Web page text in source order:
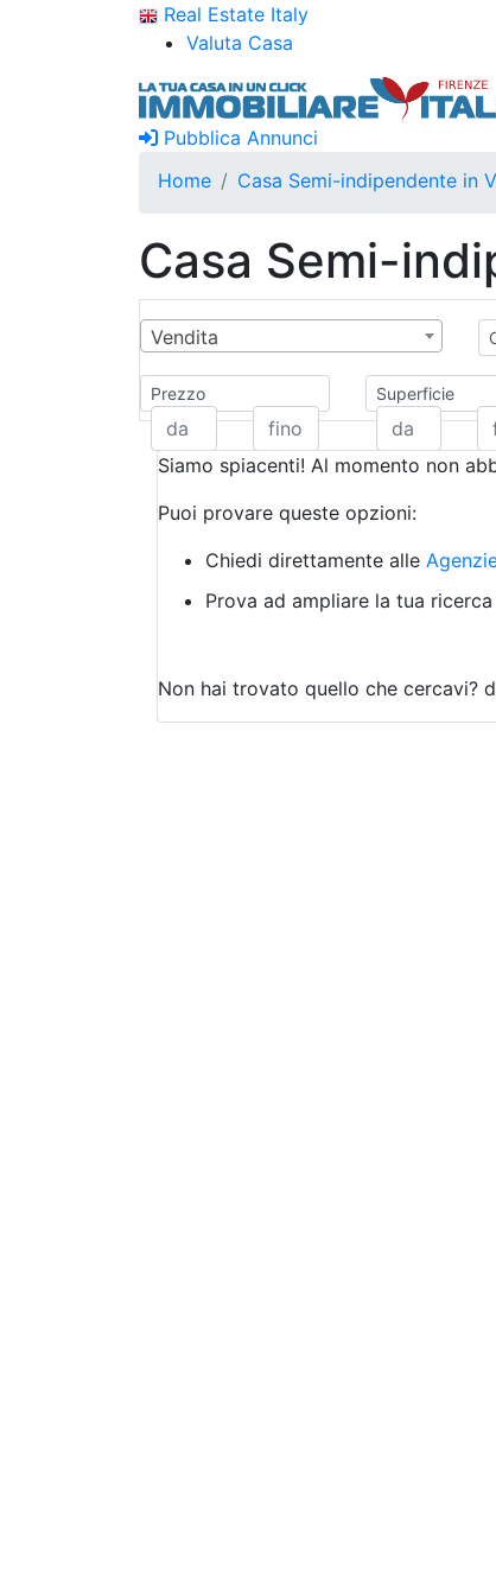
Real Estate Italy
Valuta Casa
Pubblica Annunci
Home
Casa Semi-indipendente in
Casa Semi-
Vendita
Prezzo Superficie
Siamo spiacenti! Al momento non
Puoi provare queste opzioni:
Chiedi direttamente alle
Prova ad ampliare la tua
Non hai trovato quello che cercavi?